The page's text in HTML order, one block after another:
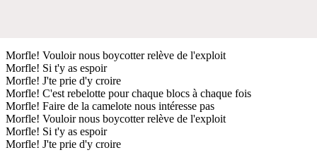
Morfle! Vouloir nous boycotter relève de l'exploit
Morfle! Si t'y as espoir
Morfle! J'te prie d'y croire
Morfle! C'est rebelotte pour chaque blocs à chaque fois
Morfle! Faire de la camelote nous intéresse pas
Morfle! Vouloir nous boycotter relève de l'exploit
Morfle! Si t'y as espoir
Morfle! J'te prie d'y croire